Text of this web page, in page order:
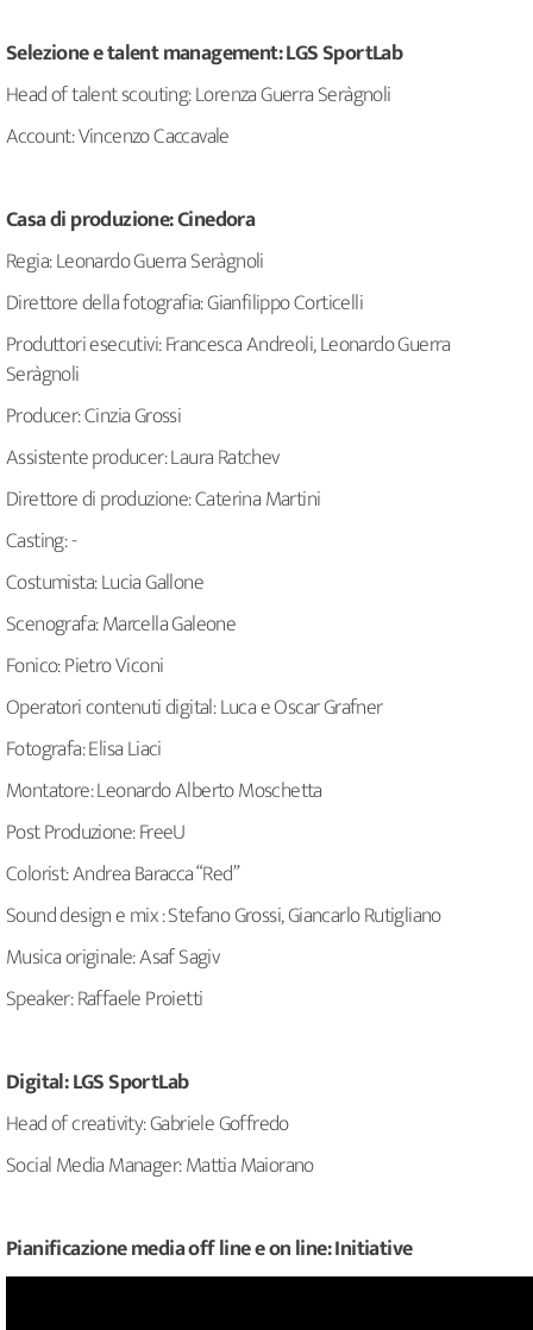
Selezione e talent management: LGS SportLab
Head of talent scouting: Lorenza Guerra Seràgnoli
Account: Vincenzo Caccavale
Casa di produzione: Cinedora
Regia: Leonardo Guerra Seràgnoli
Direttore della fotografia: Gianfilippo Corticelli
Produttori esecutivi: Francesca Andreoli, Leonardo Guerra
Seràgnoli
Producer: Cinzia Grossi
Assistente producer: Laura Ratchev
Direttore di produzione: Caterina Martini
Casting: -
Costumista: Lucia Gallone
Scenografa: Marcella Galeone
Fonico: Pietro Viconi
Operatori contenuti digital: Luca e Oscar Grafner
Fotografa: Elisa Liaci
Montatore: Leonardo Alberto Moschetta
Post Produzione: FreeU
Colorist: Andrea Baracca “Red”
Sound design e mix : Stefano Grossi, Giancarlo Rutigliano
Musica originale: Asaf Sagiv
Speaker: Raffaele Proietti
Digital: LGS SportLab
Head of creativity: Gabriele Goffredo
Social Media Manager: Mattia Maiorano
Pianificazione media off line e on line: Initiative